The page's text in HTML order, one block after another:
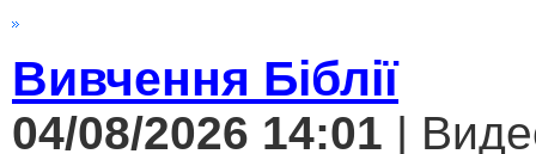
Вивчення Біблії
04/08/2026 14:01 |